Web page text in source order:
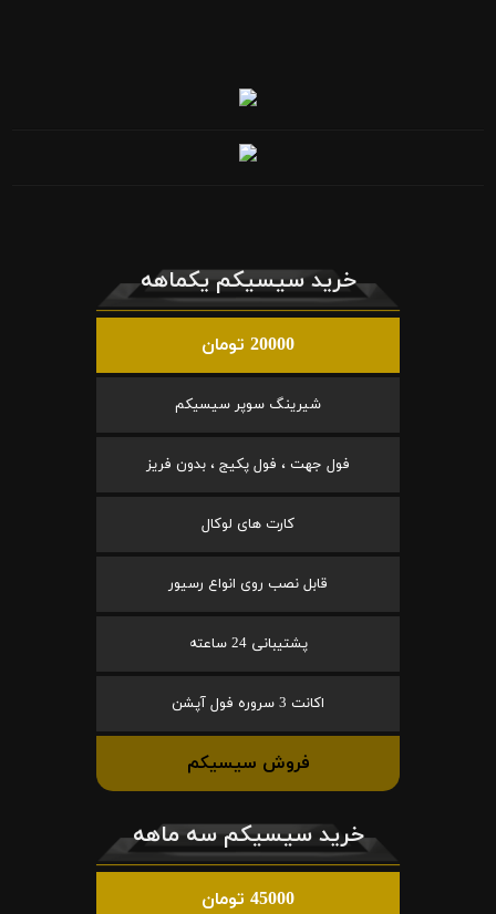
خرید سیسیکم یکماهه
20000 تومان
شیرینگ سوپر سیسیکم
فول جهت ، فول پکیج ، بدون فریز
کارت های لوکال
قابل نصب روی انواع رسیور
پشتیبانی 24 ساعته
اکانت 3 سروره فول آپشن
فروش سیسیکم
خرید سیسیکم سه ماهه
45000 تومان